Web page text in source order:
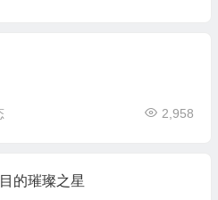
2,958
的璀璨之星